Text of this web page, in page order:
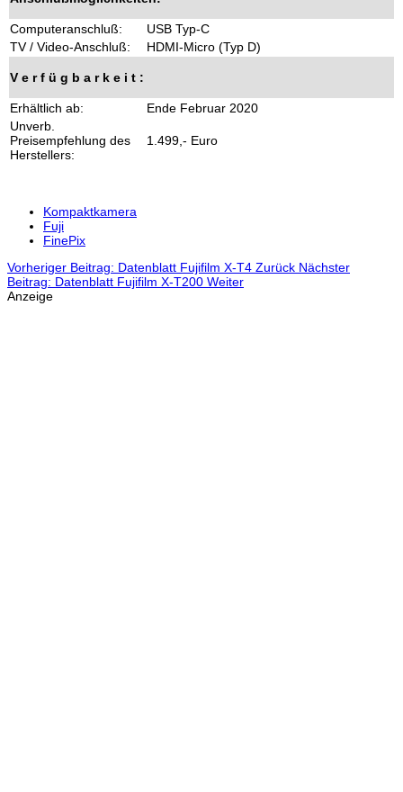
Computeranschluß:
USB Typ-C
TV / Video-Anschluß:
HDMI-Micro (Typ D)
V e r f ü g b a r k e i t :
Erhältlich ab:
Ende Februar 2020
Unverb.
Preisempfehlung des
Herstellers:
1.499,- Euro
Kompaktkamera
Fuji
FinePix
Vorheriger Beitrag: Datenblatt Fujifilm X-T4 Zurück Nächster
Beitrag: Datenblatt Fujifilm X-T200 Weiter
Anzeige